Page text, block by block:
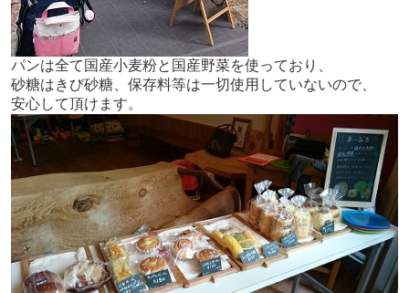
パンは全て国産小麦粉と国産野菜を使っており、
砂糖はきび砂糖、保存料等は一切使用していないので、
安心して頂けます。